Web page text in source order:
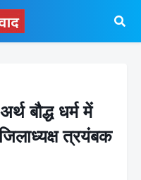
बौद्ध धर्म में
त्रयंबक